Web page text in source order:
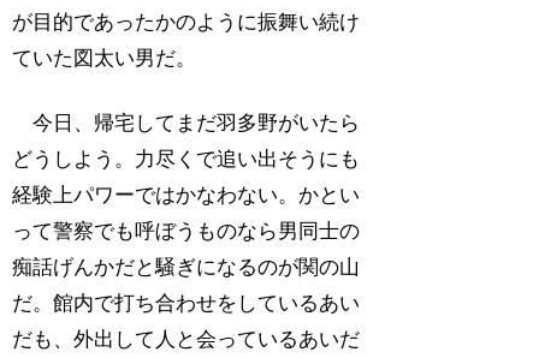
が目的であったかのように振舞い続け
ていた図太い男だ。
今日、帰宅してまだ羽多野がいたら
どうしよう。力尽くで追い出そうにも
経験上パワーではかなわない。かとい
って警察でも呼ぼうものなら男同士の
痴話げんかだと騒ぎになるのが関の山
だ。館内で打ち合わせをしているあい
だも、外出して人と会っているあいだ